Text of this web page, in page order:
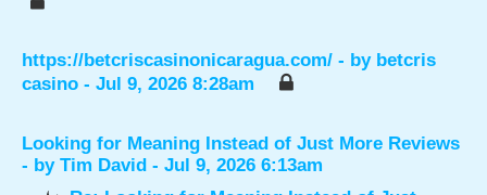
https://betcriscasinonicaragua.com/ - by betcris
casino - Jul 9, 2026 8:28am
Looking for Meaning Instead of Just More Reviews
- by Tim David - Jul 9, 2026 6:13am